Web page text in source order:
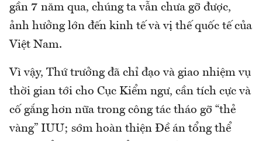
gần 7 năm qua, chúng ta vẫn chưa gỡ được,
ảnh hưởng lớn đến kinh tế và vị thế quốc tế của
Việt Nam.
Vì vậy, Thứ trưởng đã chỉ đạo và giao nhiệm vụ
thời gian tới cho Cục Kiểm ngư, cần tích cực và
cố gắng hơn nữa trong công tác tháo gỡ “thẻ
vàng” IUU; sớm hoàn thiện Đề án tổng thể